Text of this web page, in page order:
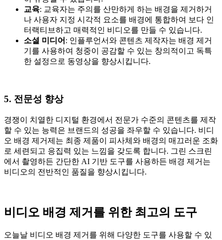
교육: 교육자는 주의를 산만하게 하는 배경을 제거하거
나 사용자 지정 시각적 요소를 배경에 통합하여 보다 인
터랙티브하고 매력적인 비디오를 만들 수 있습니다.
소셜 미디어 : 인플루언서와 콘텐츠 제작자는 배경 제거
기를 사용하여 청중이 공감할 수 있는 창의적이고 독특
한 설정으로 동영상을 향상시킵니다.
5. 전문성 향상
경쟁이 치열한 디지털 환경에서 전문가 수준의 콘텐츠를 제작
할 수 있는 능력은 브랜드의 성공을 좌우할 수 있습니다. 비디
오 배경 제거제는 최종 제품이 피사체와 배경의 매끄러운 조화
로 세련되고 응집력 있는 느낌을 갖도록 합니다. 그린 스크린
에서 촬영하든 간단한 AI 기반 도구를 사용하든 배경 제거는
비디오의 전반적인 품질을 향상시킵니다.
비디오 배경 제거를 위한 최고의 도구
오늘날 비디오 배경 제거를 위해 다양한 도구를 사용할 수 있